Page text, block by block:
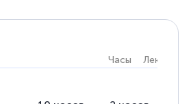
Часы Лекции